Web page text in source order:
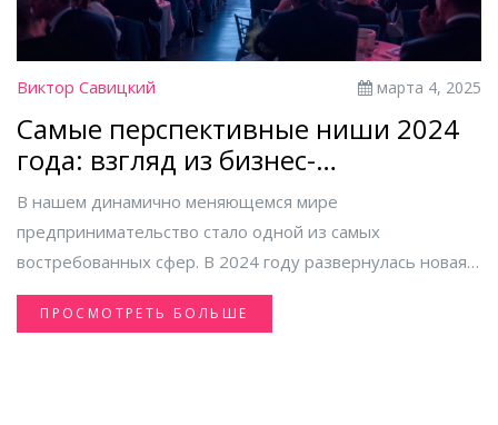
Виктор Савицкий марта 4, 2025
Самые перспективные ниши 2024
года: взгляд из бизнес-
конференций
В нашем динамично меняющемся мире
предпринимательство стало одной из самых
востребованных сфер. В 2024 году развернулась новая
тенденция: умение предугадывать будущие
потребности и строить бизнес на опережение времени.
ПРОСМОТРЕТЬ БОЛЬШЕ